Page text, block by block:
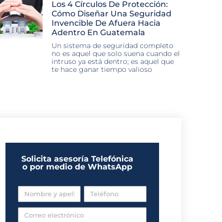
Los 4 Círculos De Protección:
Cómo Diseñar Una Seguridad
Invencible De Afuera Hacia
Adentro En Guatemala
Un sistema de seguridad completo
no es aquel que solo suena cuando el
intruso ya está dentro; es aquel que
te hace ganar tiempo valioso
Solicita asesoría Telefónica
o por medio de WhatsApp